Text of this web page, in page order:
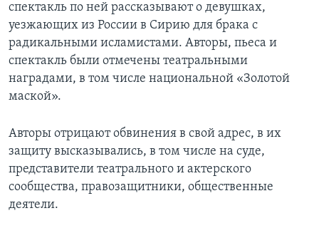
спектакль по ней рассказывают о девушках,
уезжающих из России в Сирию для брака с
радикальными исламистами. Авторы, пьеса и
спектакль были отмечены театральными
наградами, в том числе национальной «Золотой
маской».
Авторы отрицают обвинения в свой адрес, в их
защиту высказывались, в том числе на суде,
представители театрального и актерского
сообщества, правозащитники, общественные
деятели.